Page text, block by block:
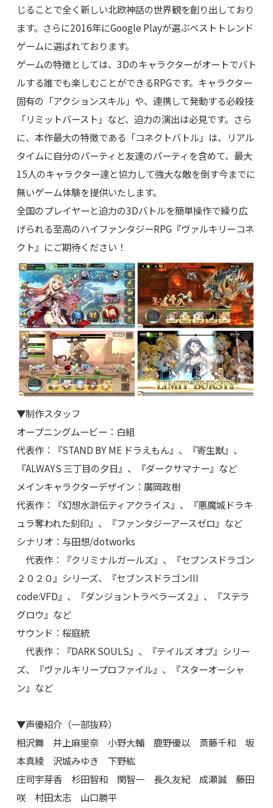
じることで全く新しい北欧神話の世界観を創り出しており
ます。さらに2016年にGoogle Playが選ぶベストトレンド
ゲームに選ばれております。
ゲームの特徴としては、3Dのキャラクターがオートでバト
ルする誰でも楽しむことができるRPGです。キャラクター
固有の「アクションスキル」や、連携して発動する必殺技
「リミットバースト」など、迫力の演出は必見です。さら
に、本作最大の特徴である「コネクトバトル」は、リアル
タイムに自分のパーティと友達のパーティを含めて、最大
15人のキャラクター達と協力して強大な敵を倒す今までに
無いゲーム体験を提供いたします。
全国のプレイヤーと迫力の3Dバトルを簡単操作で繰り広
げられる至高のハイファンタジーRPG『ヴァルキリーコネ
クト』にご期待ください！
▼制作スタッフ
オープニングムービー：白組
代表作：『STAND BY ME ドラえもん』、『寄生獣』、
『ALWAYS 三丁目の夕日』、『ダークサマナー』など
メインキャラクターデザイン：廣岡政樹
代表作：『幻想水滸伝ティアクライス』、『悪魔城ドラキ
ュラ奪われた刻印』、『ファンタジーアースゼロ』など
シナリオ：与田想/dotworks
代表作：『クリミナルガールズ』、『セブンスドラゴン
２０２０』シリーズ、『セブンスドラゴンIII
code:VFD』、『ダンジョントラベラーズ２』、『ステラ
グロウ』など
サウンド：桜庭統
代表作：『DARK SOULS』、『テイルズ オブ』シリー
ズ、『ヴァルキリープロファイル』、『スターオーシャ
ン』など
▼声優紹介（一部抜粋）
相沢舞 井上麻里奈 小野大輔 鹿野優以 斎藤千和 坂
本真綾 沢城みゆき 下野紘
庄司宇芽香 杉田智和 関智一 長久友紀 成瀬誠 藤田
咲 村田太志 山口勝平